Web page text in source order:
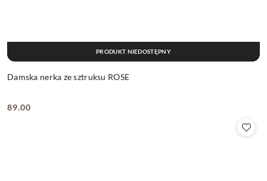
Damska nerka ze sztruksu ROSE
Cena:
89.00
PRODUKT NIEDOSTĘPNY